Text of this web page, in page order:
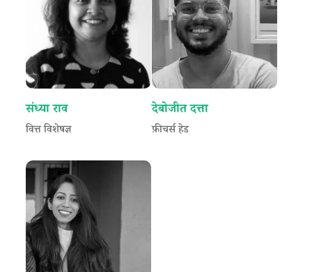
संध्या राव
वित्त विशेषज्ञ
देबोजीत दत्ता
फ़ीचर्स हेड